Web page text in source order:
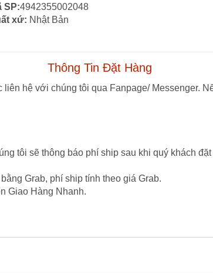
SP:4942355002048
xứ: Nhật Bản
Thông Tin Đặt Hàng
hệ với chúng tôi qua Fanpage/ Messenger.
tôi sẽ thông báo phí ship sau khi quý khách đặt
Grab, phí ship tính theo giá Grab.
Giao Hàng Nhanh.